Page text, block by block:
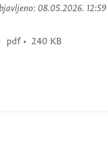
: 08.05.2026. 12:59
pdf • 240 KB